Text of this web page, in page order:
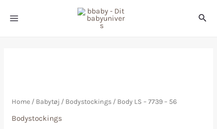
Home/ Babytøj / Bodystockings/ Body LS – 7739 – 56
Bodystockings